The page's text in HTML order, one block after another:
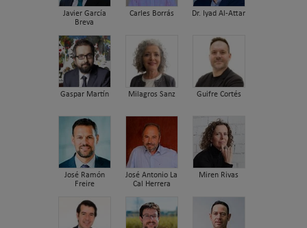
Javier García
Breva
Carles Borrás Dr. Iyad Al-Attar
Gaspar Martín Milagros Sanz Guifre Cortés
José Ramón
Freire
José Antonio La
Cal Herrera
Miren Rivas